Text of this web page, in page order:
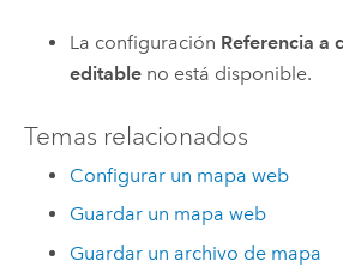
La configuración Referencia a
editable no está disponible.
Temas relacionados
Configurar un mapa web
Guardar un mapa web
Guardar un archivo de mapa